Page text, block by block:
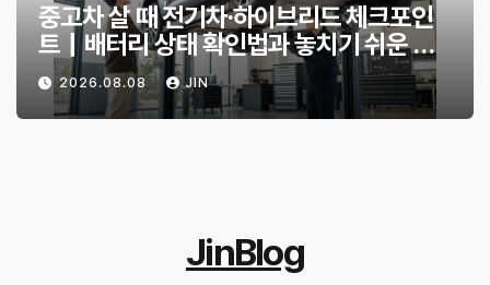
중고차 살 때 전기차·하이브리드 체크포인
트｜배터리 상태 확인법과 놓치기 쉬운 위
험 신호
2026.08.08 JIN
JinBlog